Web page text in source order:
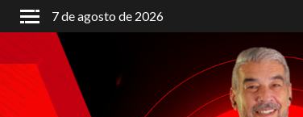
Saltar
al
7 de agosto de 2026